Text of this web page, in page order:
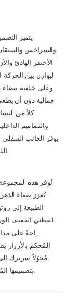
يتميز
والسراخس
الأخضر الهادئ
ليوازن بين الحركة
وعلى خلفية
جمالية دون أن
كلاً من
والتصاميم
يوفر الجانب السفلي
اللون أنيقًا للتنسيق الموسمي.
تُوفر هذه
تُعزز صفاء
الطبيعة إلى
القطني الخفيف
راحةً على
المُحكم بالأزرار
مُحوّلاً سريرك
بتصميمها المُتقن وبساطتها في آنٍ واحد.